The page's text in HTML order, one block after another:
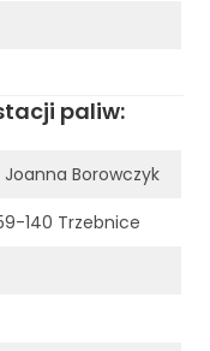
paliw:
Joanna Borowczyk
140 Trzebnice